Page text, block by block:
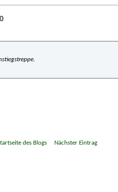
des Blogs Nächster Eintrag